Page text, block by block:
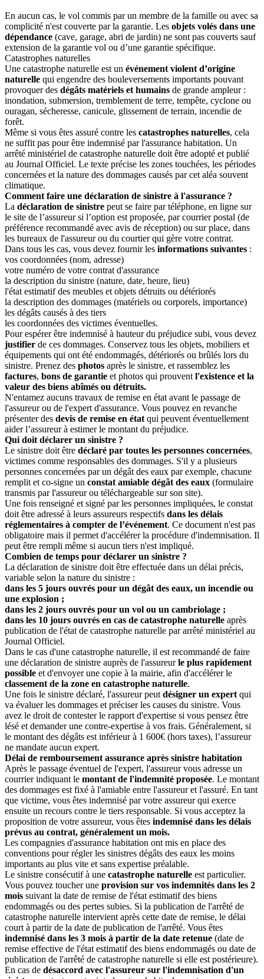
En aucun cas, le vol commis par un membre de la famille ou avec sa
complicité n'est couverte par la garantie. Les objets volés dans une
dépendance (cave, garage, abri de jardin) ne sont pas couverts sauf
extension de la garantie vol ou d’une garantie spécifique.
Catastrophes naturelles
Une catastrophe naturelle est un événement violent d’origine
naturelle qui engendre des bouleversements importants pouvant
provoquer des dégâts matériels et humains de grande ampleur :
inondation, submersion, tremblement de terre, tempête, cyclone ou
ouragan, sécheresse, canicule, glissement de terrain, incendie de
forêt.
Même si vous êtes assuré contre les catastrophes naturelles, cela
ne suffit pas pour être indemnisé par l'assurance habitation. Un
arrêté ministériel de catastrophe naturelle doit être adopté et publié
au Journal Officiel. Le texte précise les zones touchées, les périodes
concernées et la nature des dommages causés par cet aléa souvent
climatique.
Comment faire une déclaration de sinistre à l'assurance ?
La déclaration de sinistre peut se faire par téléphone, en ligne sur
le site de l’assureur si l’option est proposée, par courrier postal (de
préférence recommandé avec avis de réception) ou sur place, dans
les bureaux de l'assureur ou du courtier qui gère votre contrat.
Dans tous les cas, vous devez fournir les informations suivantes :
vos coordonnées (nom, adresse)
votre numéro de votre contrat d'assurance
la description du sinistre (nature, date, heure, lieu)
l'état estimatif des meubles et objets détruits ou détériorés
la description des dommages (matériels ou corporels, importance)
les dégâts causés à des tiers
les coordonnées des victimes éventuelles.
Pour espérer être indemnisé à hauteur du préjudice subi, vous devez
justifier de ces dommages. Conservez tous les objets, mobiliers et
équipements qui ont été endommagés, détériorés ou brûlés lors du
sinistre. Prenez des photos après le sinistre, et rassemblez les
factures, bons de garantie et photos qui prouvent l'existence et la
valeur des biens abîmés ou détruits.
N'entamez aucuns travaux de remise en état avant le passage de
l'assureur ou de l'expert d'assurance. Vous pouvez en revanche
présenter des devis de remise en état qui peuvent éventuellement
aider l’assureur à estimer le montant du préjudice.
Qui doit déclarer un sinistre ?
Le sinistre doit être déclaré par toutes les personnes concernées,
victimes comme responsables des dommages. S'il y a plusieurs
personnes concernées par un dégât des eaux par exemple, chacune
remplit et co-signe un constat amiable dégât des eaux (formulaire
transmis par l'assureur ou téléchargeable sur son site).
Une fois renseigné et signé par les personnes impliquées, le constat
doit être adressé à leurs assureurs respectifs dans les délais
réglementaires à compter de l’événement. Ce document n'est pas
obligatoire mais il permet d'accélérer la procédure d'indemnisation. Il
peut être rempli même si aucun tiers n'est impliqué.
Combien de temps pour déclarer un sinistre ?
La déclaration de sinistre doit être effectuée dans un délai précis,
variable selon la nature du sinistre :
dans les 5 jours ouvrés pour un dégât des eaux, un incendie ou
une explosion ;
dans les 2 jours ouvrés pour un vol ou un cambriolage ;
dans les 10 jours ouvrés en cas de catastrophe naturelle après
publication de l'état de catastrophe naturelle par arrêté ministériel au
Journal Officiel.
Dans le cas d'une catastrophe naturelle, il est recommandé de faire
une déclaration de sinistre auprès de l'assureurle plus rapidement
possible et d'envoyer une copie à la mairie, afin d'accélérer le
classement de la zone en catastrophe naturelle.
Une fois le sinistre déclaré, l'assureur peut désigner un expert qui
va évaluer les dommages et préciser les causes du sinistre. Vous
avez le droit de contester le rapport d'expertise si vous pensez être
lésé et demander une contre-expertise à vos frais. Généralement, si
le montant des dégâts est inférieur à 1 600€ (hors taxes), l’assureur
ne mandate aucun expert.
Délai de remboursement assurance après sinistre habitation
Après le passage éventuel de l'expert, l'assureur vous adresse un
courrier indiquant le montant de l'indemnité proposée. Le montant
des dommages est fixé à l'amiable entre l'assureur et l'assuré. En tant
que victime, vous êtes indemnisé par votre assureur qui exerce
ensuite un recours contre le tiers responsable. Si vous acceptez la
proposition de votre assureur, vous êtes indemnisé dans les délais
prévus au contrat, généralement un mois.
Les compagnies d'assurance habitation ont mis en place des
conventions pour régler les sinistres dégâts des eaux les moins
importants au plus vite et sans expertise préalable.
Le sinistre consécutif à une catastrophe naturelle est particulier.
Vous pouvez toucher une provision sur vos indemnités dans les 2
mois suivant la date de remise de l'état estimatif des biens
endommagés ou des pertes subies. Si la publication de l'arrêté de
catastrophe naturelle intervient après cette date de remise, le délai
court à partir de la date de publication de l'arrêté. Vous êtes
indemnisé dans les 3 mois à partir de la date retenue (date de
remise effective de l'état estimatif des biens endommagés ou date de
publication de l'arrêté de catastrophe naturelle si elle est postérieure).
En cas de désaccord avec l'assureur sur l'indemnisation d'un